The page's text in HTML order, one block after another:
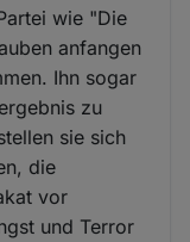
wie "Die
anfangen
Ihn sogar
zu
sie sich
die
vor
und Terror